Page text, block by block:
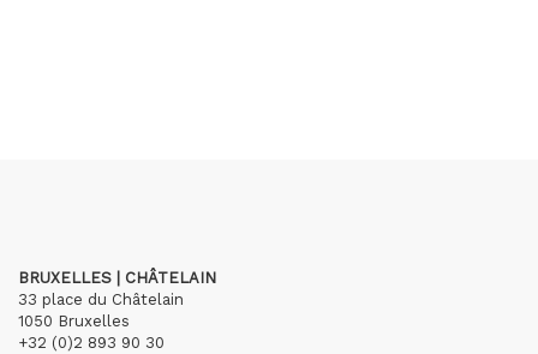
BRUXELLES | CHÂTELAIN
33 place du Châtelain
1050 Bruxelles
+32 (0)2 893 90 30